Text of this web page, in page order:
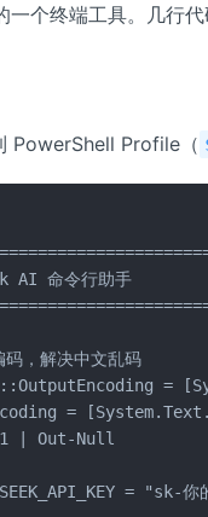
个终端工具。几行
PowerShell Profile（
AI 命令行助手
，解决中文乱码
=
=
| Out-Null
= "sk-你